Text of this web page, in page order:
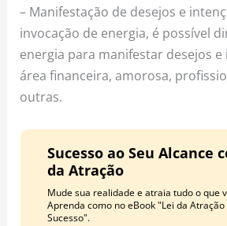
– Manifestação de desejos e
invocação de energia, é possível
energia para manifestar desejos e
área financeira, amorosa,
outras.
Sucesso ao Seu Alcance
da Atração
Mude sua realidade e atraia tudo o que
Aprenda como no eBook "Lei da Atração
Sucesso".